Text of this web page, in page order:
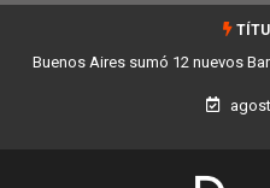
Notables y ya son 90 en toda la